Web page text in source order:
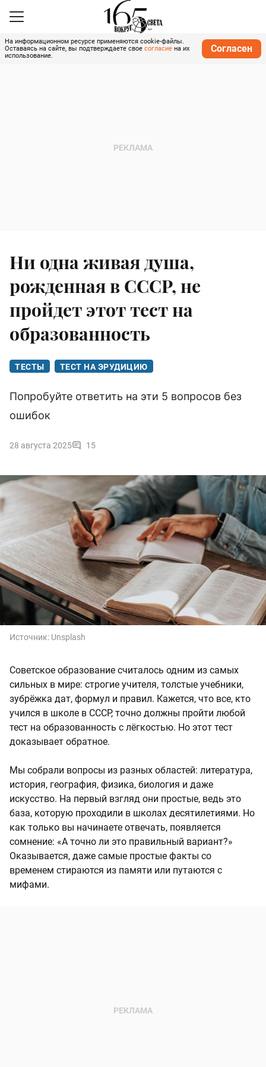
На информационном ресурсе применяются cookie-файлы.
Оставаясь на сайте, вы подтверждаете свое согласие на их
использование.
Согласен
Ни одна живая душа,
рожденная в СССР, не
пройдет этот тест на
образованность
ТЕСТЫ ТЕСТ НА ЭРУДИЦИЮ
Попробуйте ответить на эти 5 вопросов без
ошибок
28 августа 2025 15
Источник: Unsplash
Советское образование считалось одним из самых
сильных в мире: строгие учителя, толстые учебники,
зубрёжка дат, формул и правил. Кажется, что все, кто
учился в школе в СССР, точно должны пройти любой
тест на образованность с лёгкостью. Но этот тест
доказывает обратное.
Мы собрали вопросы из разных областей: литература,
история, география, физика, биология и даже
искусство. На первый взгляд они простые, ведь это
база, которую проходили в школах десятилетиями. Но
как только вы начинаете отвечать, появляется
сомнение: «А точно ли это правильный вариант?»
Оказывается, даже самые простые факты со
временем стираются из памяти или путаются с
мифами.